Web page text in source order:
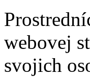
webovej
svojich